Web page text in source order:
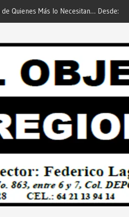
de Quienes Más lo Necesitan… Desde:
Regional”.